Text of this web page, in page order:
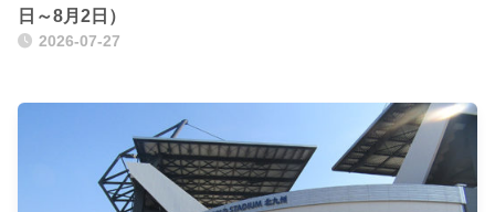
日～8月2日）
2026-07-27